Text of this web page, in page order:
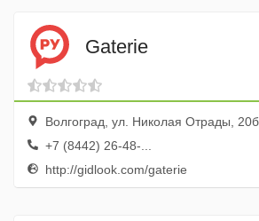
Gaterie
Волгоград, ул. Николая Отрады, 20б
+7 (8442) 26-48-...
http://gidlook.com/gaterie